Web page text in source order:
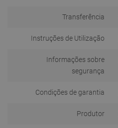
Transferência
Instruções de Utilização
Informações sobre
segurança
Condições de garantia
Produtor